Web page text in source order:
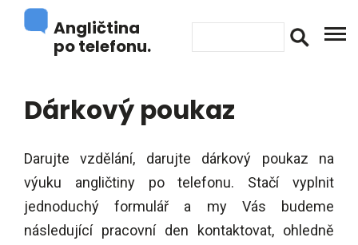
Angličtina
po telefonu.
Dárkový poukaz
Darujte vzdělání, darujte dárkový poukaz na
výuku angličtiny po telefonu. Stačí vyplnit
jednoduchý formulář a my Vás budeme
následující pracovní den kontaktovat, ohledně